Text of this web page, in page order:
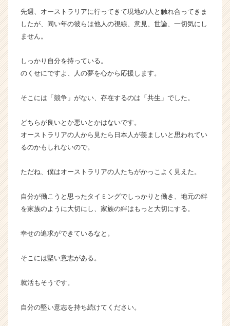
ア
（C
e
C
r
e
r）
先週、オーストラリアに行ってきて現地の人と触れ合ってきま
したが、同い年の彼らは他人の視線、意見、世論、一切気にし
ません。
しっかり自分を持っている。
のくせにですよ、人の夢を心から応援します。
そこには「競争」がない、存在するのは「共生」でした。
どちらが良いとか悪いとかはないです。
オーストラリアの人から見たら日本人が羨ましいと思われてい
るのかもしれないので。
ただね、僕はオーストラリアの人たちがかっこよく見えた。
自分が働こうと思ったタイミングでしっかりと働き、地元の絆
を家族のように大切にし、家族の絆はもっと大切にする。
幸せの追求ができているなと。
そこには堅い意志がある。
就活もそうです。
自分の堅い意志を持ち続けてください。